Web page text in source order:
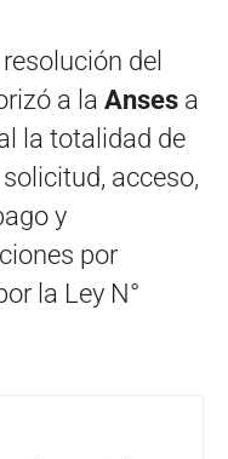
del
a la Anses a
la totalidad de
acceso,
y
por
la Ley N°